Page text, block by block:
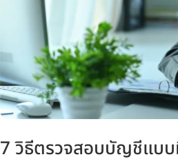
7 วิธีตรวจสอบบัญชีแบ